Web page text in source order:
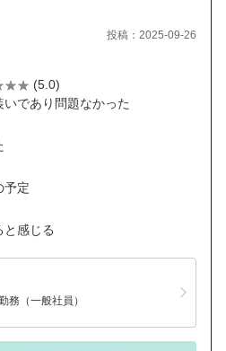
投稿：2025-09-26
(5.0)
であり問題なかった
予定
感じる
務（一般社員）